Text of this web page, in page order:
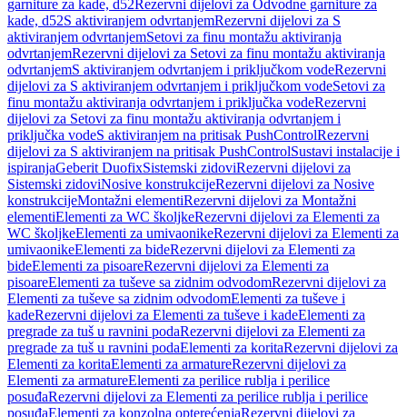
garniture za kade, d52Rezervni dijelovi za Odvodne garniture za
kade, d52S aktiviranjem odvrtanjemRezervni dijelovi za S
aktiviranjem odvrtanjemSetovi za finu montažu aktiviranja
odvrtanjemRezervni dijelovi za Setovi za finu montažu aktiviranja
odvrtanjemS aktiviranjem odvrtanjem i priključkom vodeRezervni
dijelovi za S aktiviranjem odvrtanjem i priključkom vodeSetovi za
finu montažu aktiviranja odvrtanjem i priključka vodeRezervni
dijelovi za Setovi za finu montažu aktiviranja odvrtanjem i
priključka vodeS aktiviranjem na pritisak PushControlRezervni
dijelovi za S aktiviranjem na pritisak PushControlSustavi instalacije i
ispiranjaGeberit DuofixSistemski zidoviRezervni dijelovi za
Sistemski zidoviNosive konstrukcijeRezervni dijelovi za Nosive
konstrukcijeMontažni elementiRezervni dijelovi za Montažni
elementiElementi za WC školjkeRezervni dijelovi za Elementi za
WC školjkeElementi za umivaonikeRezervni dijelovi za Elementi za
umivaonikeElementi za bideRezervni dijelovi za Elementi za
bideElementi za pisoareRezervni dijelovi za Elementi za
pisoareElementi za tuševe sa zidnim odvodomRezervni dijelovi za
Elementi za tuševe sa zidnim odvodomElementi za tuševe i
kadeRezervni dijelovi za Elementi za tuševe i kadeElementi za
pregrade za tuš u ravnini podaRezervni dijelovi za Elementi za
pregrade za tuš u ravnini podaElementi za koritaRezervni dijelovi za
Elementi za koritaElementi za armatureRezervni dijelovi za
Elementi za armatureElementi za perilice rublja i perilice
posuđaRezervni dijelovi za Elementi za perilice rublja i perilice
posuđaElementi za konzolna opterećenjaRezervni dijelovi za